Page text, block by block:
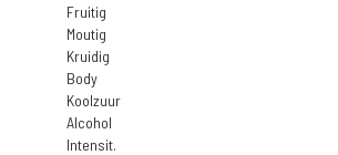
Fruitig
Moutig
Kruidig
Body
Koolzuur
Alcohol
Intensit.